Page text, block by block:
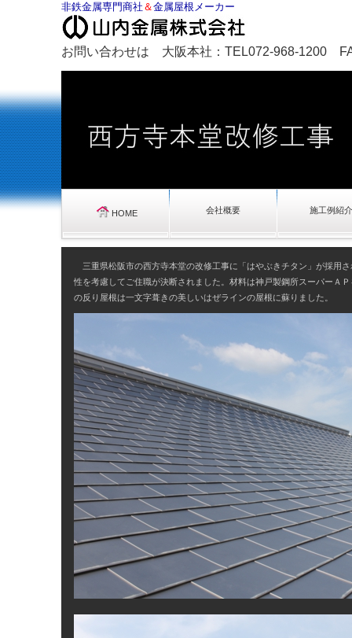
非鉄金属専門商社 ＆金属屋根メーカー
お問い合わせは 大阪本社：TEL072-968-1200
HOME 会社概要 施工例紹介
三重県松阪市の西方寺本堂の改修工事に「はやぶきチタン」が採用
性を考慮してご住職が決断されました。材料は神戸製鋼所スーパーＡ
の反り屋根は一文字葺きの美しいはぜラインの屋根に蘇りました。